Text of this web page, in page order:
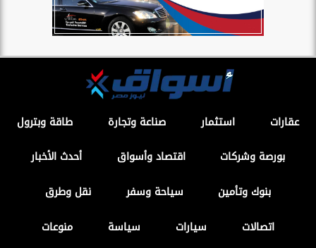
عقارات استثمار صناعة وتجارة
طاقة وبترول
بورصة وشركات
اقتصاد وأسواق
أحدث الأخبار
بنوك وتأمين
سياحة وسفر
نقل وطرق
اتصالات
سيارات سياسة منوعات